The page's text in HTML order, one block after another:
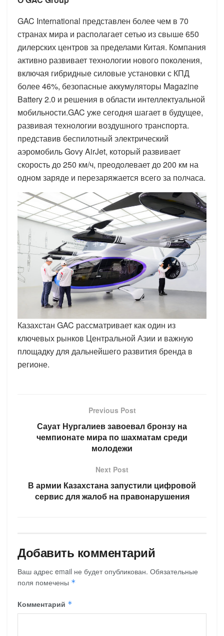
GAC International представлен более чем в 70
странах мира и располагает сетью из свыше 650
дилерских центров за пределами Китая. Компания
активно развивает технологии нового поколения,
включая гибридные силовые установки с КПД
более 46%, безопасные аккумуляторы Magazine
Battery 2.0 и решения в области интеллектуальной
мобильности.GAC уже сегодня шагает в будущее,
развивая технологии воздушного транспорта.
представив беспилотный электрический
аэромобиль Govy AirJet, который развивает
скорость до 250 км/ч, преодолевает до 200 км на
одном заряде и перезаряжается всего за полчаса.
Казахстан GAC рассматривает как один из
ключевых рынков Центральной Азии и важную
площадку для дальнейшего развития бренда в
регионе.
Previous Post
Сауат Нургалиев завоевал бронзу на
чемпионате мира по шахматам среди
молодежи
Next Post
В армии Казахстана запустили цифровой
сервис для жалоб на правонарушения
Добавить комментарий
Ваш адрес email не будет опубликован. Обязательные
поля помечены *
Комментарий *